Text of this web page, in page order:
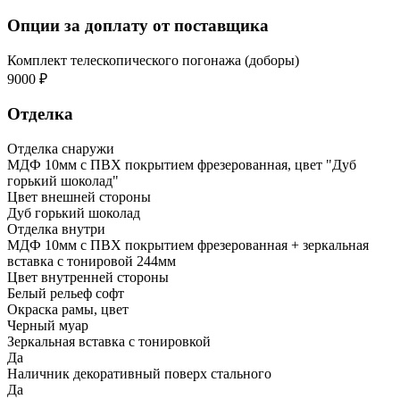
Опции за доплату от поставщика
Комплект телескопического погонажа (доборы)
9000 ₽
Отделка
Отделка снаружи
МДФ 10мм с ПВХ покрытием фрезерованная, цвет "Дуб
горький шоколад"
Цвет внешней стороны
Дуб горький шоколад
Отделка внутри
МДФ 10мм с ПВХ покрытием фрезерованная + зеркальная
вставка с тонировой 244мм
Цвет внутренней стороны
Белый рельеф софт
Окраска рамы, цвет
Черный муар
Зеркальная вставка с тонировкой
Да
Наличник декоративный поверх стального
Да